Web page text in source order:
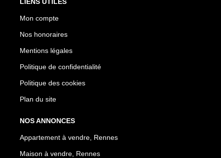
Mon compte
Nos honoraires
Mentions légales
Politique de confidentialité
Politique des cookies
Plan du site
NOS ANNONCES
Appartement à vendre, Rennes
Maison à vendre, Rennes